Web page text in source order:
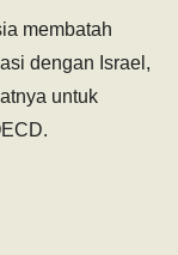
membatah
dengan Israel,
untuk